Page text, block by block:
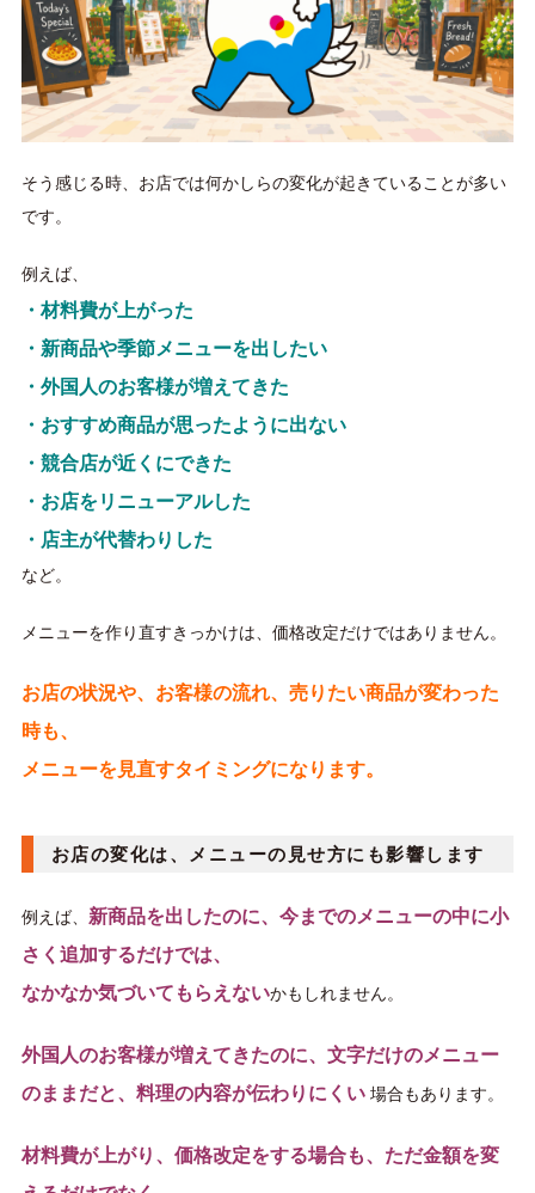
そう感じる時、お店では何かしらの変化が起きていることが多い
です。
例えば、
・材料費が上がった
・新商品や季節メニューを出したい
・外国人のお客様が増えてきた
・おすすめ商品が思ったように出ない
・競合店が近くにできた
・お店をリニューアルした
・店主が代替わりした
など。
メニューを作り直すきっかけは、価格改定だけではありません。
お店の状況や、お客様の流れ、売りたい商品が変わった
時も、
メニューを見直すタイミングになります。
お店の変化は、メニューの見せ方にも影響します
例えば、 新商品を出したのに、今までのメニューの中に小
さく追加するだけでは、
なかなか気づいてもらえないかもしれません。
外国人のお客様が増えてきたのに、文字だけのメニュー
のままだと、料理の内容が伝わりにくい 場合もあります。
材料費が上がり、価格改定をする場合も、ただ金額を変